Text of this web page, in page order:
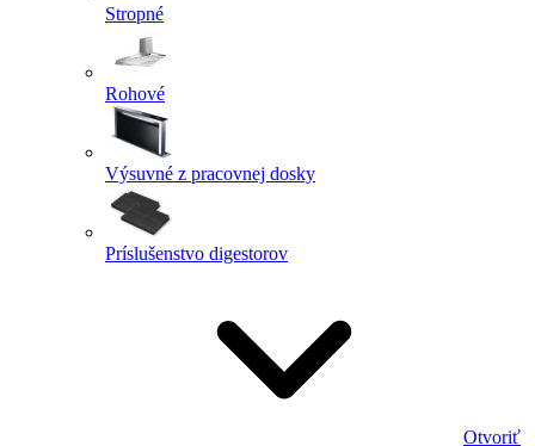
Stropné
Rohové
Výsuvné z pracovnej dosky
Príslušenstvo digestorov
Otvoriť